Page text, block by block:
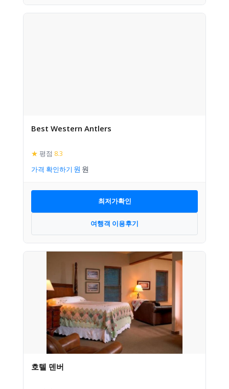
Best Western Antlers
★ 평점 8.3
가격 확인하기
최저가확인
여행객 이용후기
호텔 덴버